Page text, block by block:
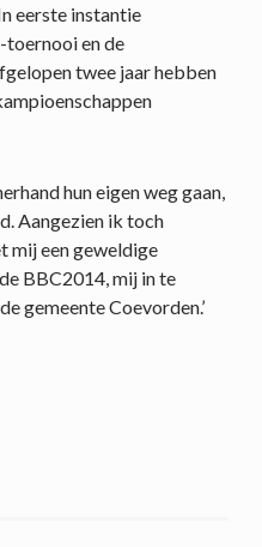
eerste instantie
toernooi en de
twee jaar hebben
hun eigen weg gaan,
Aangezien ik toch
mij een geweldige
BBC2014, mij in te
gemeente Coevorden.’